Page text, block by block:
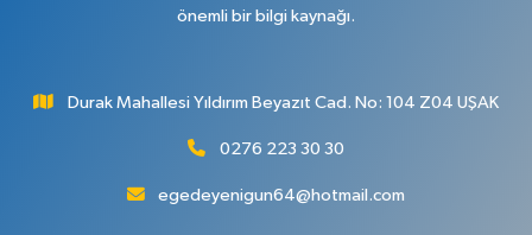
önemli bir bilgi kaynağı.
Durak Mahallesi Yıldırım Beyazıt Cad. No: 104 Z04 UŞAK
0276 223 30 30
egedeyenigun64@hotmail.com